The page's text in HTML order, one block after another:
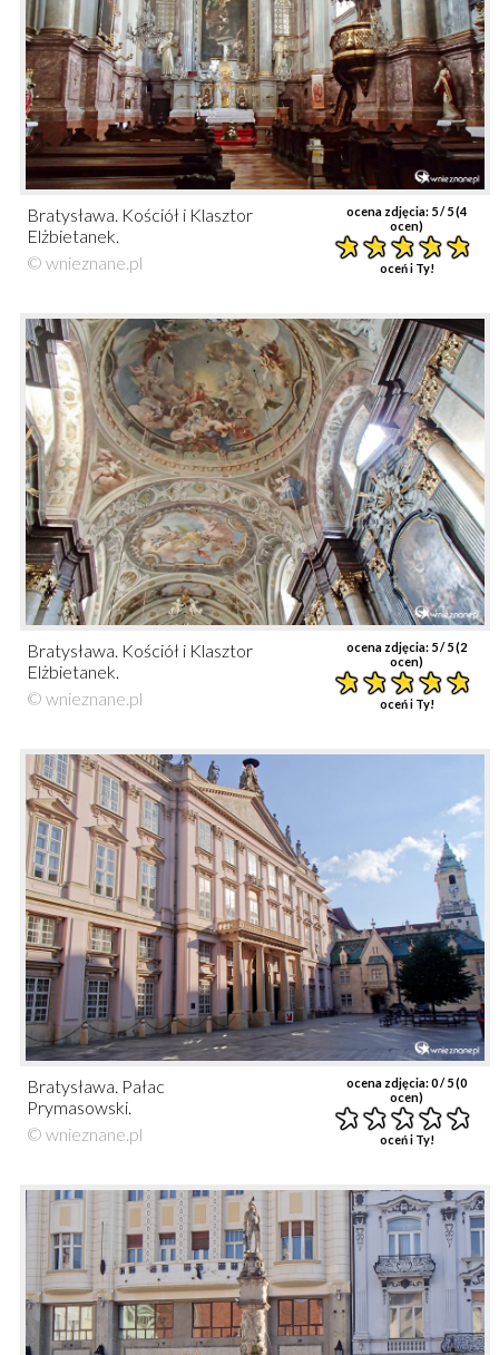
ocena zdjęcia: 5/ 5 (4
ocen)
oceń i Ty!
Bratysława. Kościół i Klasztor
Elżbietanek.
© wnieznane.pl
ocena zdjęcia: 5/ 5 (2
ocen)
oceń i Ty!
Bratysława. Kościół i Klasztor
Elżbietanek.
© wnieznane.pl
ocena zdjęcia:0/ 5 (0
ocen)
oceń i Ty!
Bratysława. Pałac
Prymasowski.
© wnieznane.pl